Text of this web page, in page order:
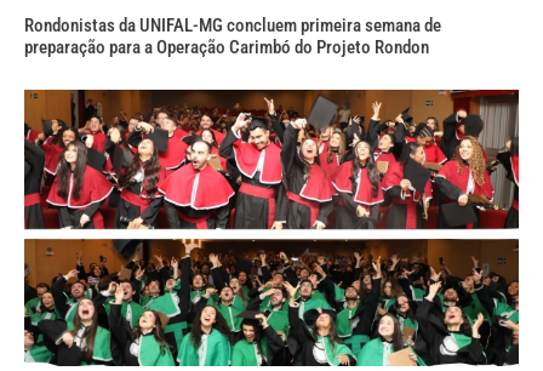
Rondonistas da UNIFAL-MG concluem primeira semana de
preparação para a Operação Carimbó do Projeto Rondon